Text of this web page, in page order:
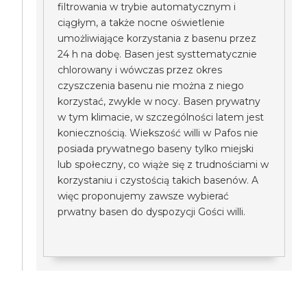
filtrowania w trybie automatycznym i
ciągłym, a także nocne oświetlenie
umożliwiające korzystania z basenu przez
24 h na dobę. Basen jest systtematycznie
chlorowany i wówczas przez okres
czyszczenia basenu nie można z niego
korzystać, zwykle w nocy. Basen prywatny
w tym klimacie, w szczególności latem jest
koniecznością. Wiekszość willi w Pafos nie
posiada prywatnego baseny tylko miejski
lub społeczny, co wiąże się z trudnościami w
korzystaniu i czystością takich basenów. A
więc proponujemy zawsze wybierać
prwatny basen do dyspozycji Gości willi.